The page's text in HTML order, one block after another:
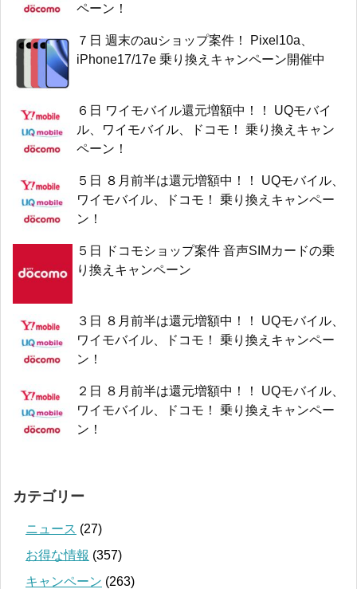
ペーン！
７日 週末のauショップ案件！ Pixel10a、
iPhone17/17e 乗り換えキャンペーン開催中
６日 ワイモバイル還元増額中！！ UQモバイ
ル、ワイモバイル、ドコモ！ 乗り換えキャン
ペーン！
５日 ８月前半は還元増額中！！ UQモバイル、
ワイモバイル、ドコモ！ 乗り換えキャンペー
ン！
５日 ドコモショップ案件 音声SIMカードの乗
り換えキャンペーン
３日 ８月前半は還元増額中！！ UQモバイル、
ワイモバイル、ドコモ！ 乗り換えキャンペー
ン！
２日 ８月前半は還元増額中！！ UQモバイル、
ワイモバイル、ドコモ！ 乗り換えキャンペー
ン！
カテゴリー
ニュース (27)
お得な情報 (357)
キャンペーン (263)